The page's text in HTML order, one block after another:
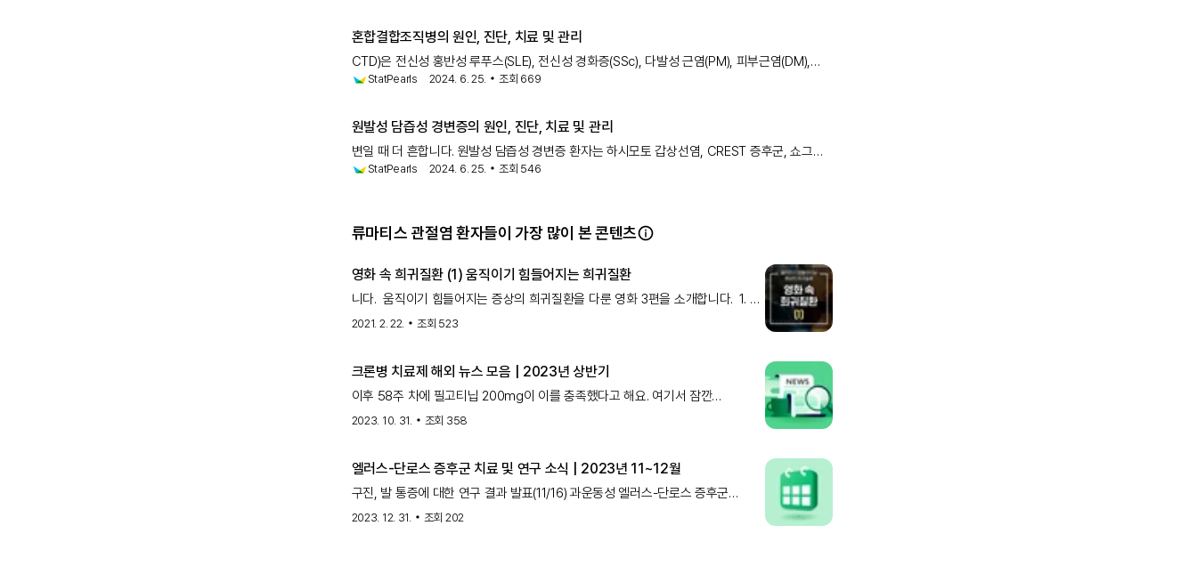
혼합결합조직병의 원인, 진단, 치료 및 관리
CTD)은 전신성 홍반성 루푸스(SLE), 전신성 경화증(SSc), 다발성 근염(PM), 피부근염(DM),
류마티스 관절염(RA) 등 최소 두 가지 결합 조직 질환(CTD)의 특징이 겹치는 드문 전신
StatPearls 2024. 6. 25. 조회 669
원발성 담즙성 경변증의 원인, 진단, 치료 및 관리
변일 때 더 흔합니다. 원발성 담즙성 경변증 환자는 하시모토 갑상선염, CREST 증후군, 쇼그렌
증후군, 류마티스 관절염, 모세혈관확장증, 셀리악병과 같은 다른 자가면역 질환을 가질 수
StatPearls 2024. 6. 25. 조회 546
류마티스 관절염 환자들이 가장 많이 본 콘텐츠
영화 속 희귀질환 (1) 움직이기 힘들어지는 희귀질환
니다. 움직이기 힘들어지는 증상의 희귀질환을 다룬 영화 3편을 소개합니다. 1. 내
사랑(Maudie) 류마티스 관절염 화가의 이야기 2017｜아일랜드｜드라마｜115분
2021. 2. 22. 조회 523
크론병 치료제 해외 뉴스 모음 | 2023년 상반기
이후 58주 차에 필고티닙 200mg이 이를 충족했다고 해요. 여기서 잠깐
필고티닙은 올해 11월 1일부터 류마티스 관절염 및 중증도에서 중증의 궤양성
2023. 10. 31. 조회 358
엘러스-단로스 증후군 치료 및 연구 소식 | 2023년 11~12월
구진, 발 통증에 대한 연구 결과 발표(11/16) 과운동성 엘러스-단로스 증후군
(hEDS) 여성 환자들이 류마티스 관절염이나 전신성 홍반성 루푸스 여성 환자보다
2023. 12. 31. 조회 202